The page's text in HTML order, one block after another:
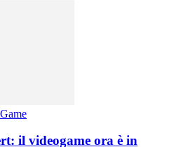
il videogame ora è in